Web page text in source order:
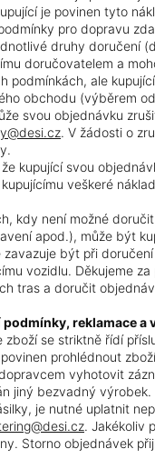
je povinen tyto
pro dopravu
druhy doručení
doručovatelem a
podmínkách, ale
obchodu (výběrem
svou objednávku
. V žádosti o
kupující svou
veškeré
kdy není možné
apod.), může být
zavazuje být při
vozidlu. Děkujeme
tras a doručit
podmínky, reklamace a
zboží se striktně řídí
prohlédnout
vyhotovit
jiný bezvadný
je nutné uplatnit
. Jakékoliv
Storno objednávek